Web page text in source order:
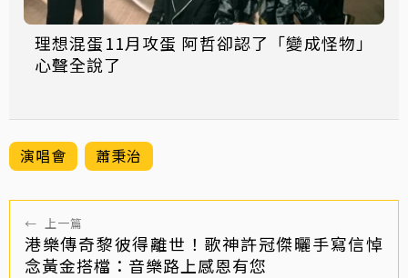
理想混蛋11月攻蛋 阿哲卻認了「變成怪物」
心聲全說了
演唱會 蕭秉治
← 上一篇
港樂傳奇黎彼得離世！歌神許冠傑曬手寫信悼
念黃金搭檔：音樂路上感恩有您